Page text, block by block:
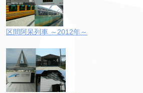
区間阿呆列車 ～2012年～